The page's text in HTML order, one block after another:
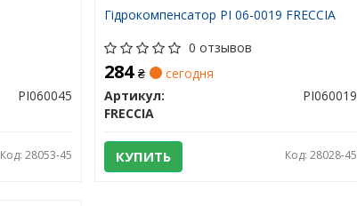
PI060045
Код: 28053-45
Гідрокомпенсатор PI 06-0019 FRECCIA
0 отзывов
284₴
сегодня
Артикул:
PI060019
FRECCIA
КУПИТЬ Код: 28028-45